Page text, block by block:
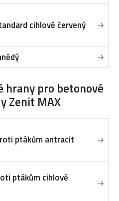
cihlově červený
hrany pro betonové
Zenit MAX
ptákům antracit
ptákům cihlově